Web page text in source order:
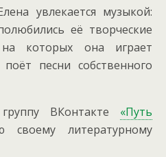
увлекается музыкой:
её творческие
которых она играет
песни собственного
ВКонтакте «Путь
своему литературному